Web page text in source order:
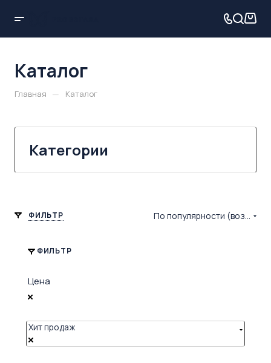
Каталог
Главная — Каталог
Категории
ФИЛЬТР По популярности (возрастание)
ФИЛЬТР
Цена
Хит продаж